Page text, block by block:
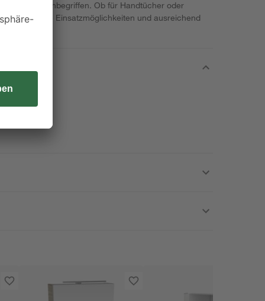
inbegriffen. Ob für Handtücher oder
vielseitige Einsatzmöglichkeiten und ausreichend